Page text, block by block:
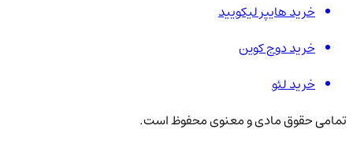
خرید هایپر لیکویید
خرید دوج کوین
خرید لئو
تمامی حقوق مادی و معنوی محفوظ است.